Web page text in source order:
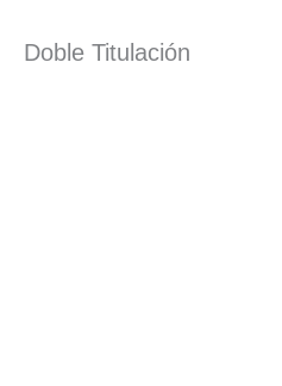
Doble Titulación